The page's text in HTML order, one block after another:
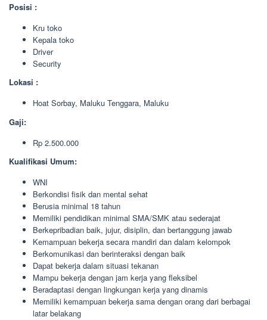
Posisi :
Kru toko
Kepala toko
Driver
Security
Lokasi :
Hoat Sorbay, Maluku Tenggara, Maluku
Gaji:
Rp 2.500.000
Kualifikasi Umum:
WNI
Berkondisi fisik dan mental sehat
Berusia minimal 18 tahun
Memiliki pendidikan minimal SMA/SMK atau sederajat
Berkepribadian baik, jujur, disiplin, dan bertanggung jawab
Kemampuan bekerja secara mandiri dan dalam kelompok
Berkomunikasi dan berinteraksi dengan baik
Dapat bekerja dalam situasi tekanan
Mampu bekerja dengan jam kerja yang fleksibel
Beradaptasi dengan lingkungan kerja yang dinamis
Memiliki kemampuan bekerja sama dengan orang dari berbagai
latar belakang